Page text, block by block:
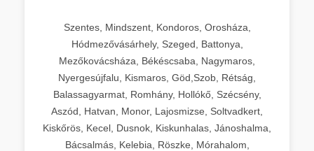
Szentes, Mindszent, Kondoros, Orosháza,
Hódmezővásárhely, Szeged, Battonya,
Mezőkovácsháza, Békéscsaba, Nagymaros,
Nyergesújfalu, Kismaros, Göd,Szob, Rétság,
Balassagyarmat, Romhány, Hollókő, Szécsény,
Aszód, Hatvan, Monor, Lajosmizse, Soltvadkert,
Kiskőrös, Kecel, Dusnok, Kiskunhalas, Jánoshalma,
Bácsalmás, Kelebia, Röszke, Mórahalom,